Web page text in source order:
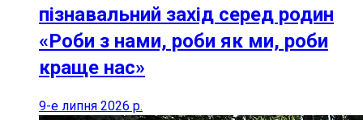
пізнавальний захід серед родин
«Роби з нами, роби як ми, роби
краще нас»
9-е липня 2026 р.